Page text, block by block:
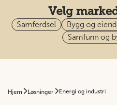
Velg
Samferdsel Bygg og
Samfunn og
Hjem Løsninger Energi og industri